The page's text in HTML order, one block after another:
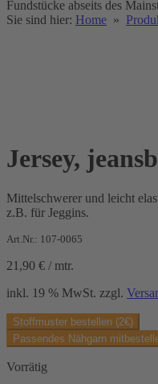
Fundstücke abseits des
Sie sind hier: Home »
Jersey,
Mittelschwerer und leicht
z.B. für Jeggins.
Art.Nr.: 107-0065
21,90 € / mtr.
inkl. 19 % MwSt. zzgl.
Stoffmuster bestellen (2€)
Passendes Nähgarn
Vorrätig